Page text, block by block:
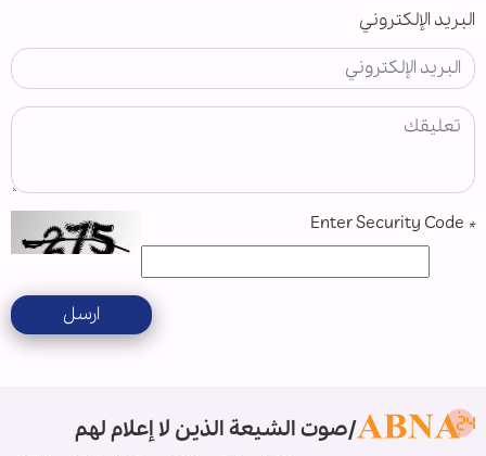
البريد الإلكتروني
*
ارسل
صوت الشيعة الذين لا إعلام لهم